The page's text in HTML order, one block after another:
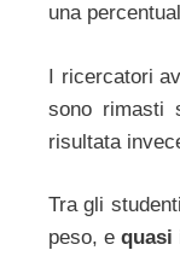
una
I ricercatori
sono rimasti
risultata
Tra gli
peso, e quasi